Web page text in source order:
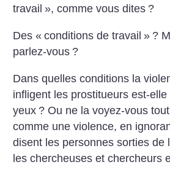
travail », comme vous dites ?
Des « conditions de travail » ?
parlez-vous ?
Dans quelles conditions la
infligent les prostitueurs est-
yeux ? Ou ne la voyez-vous
comme une violence, en
disent les personnes sorties de
les chercheuses et chercheurs